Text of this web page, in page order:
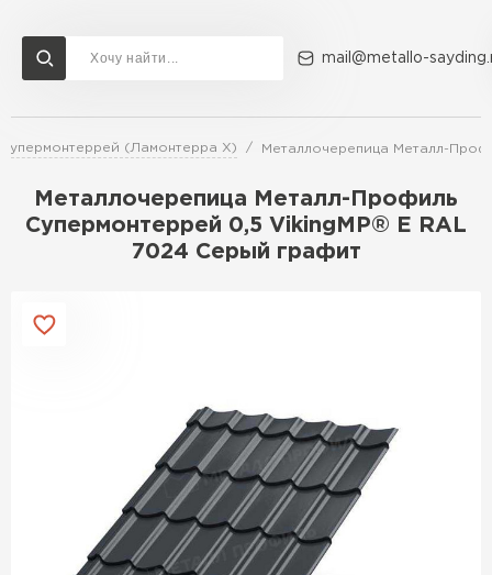
mail@metallo-
Супермонтеррей (Ламонтерра X) Металлочерепица Металл-
Металлочерепица Металл-Профиль
Супермонтеррей 0,5 VikingMP® E RAL
7024 Серый графит
Доставка и оплата Акции О компании Контакты
Перейти в каталог